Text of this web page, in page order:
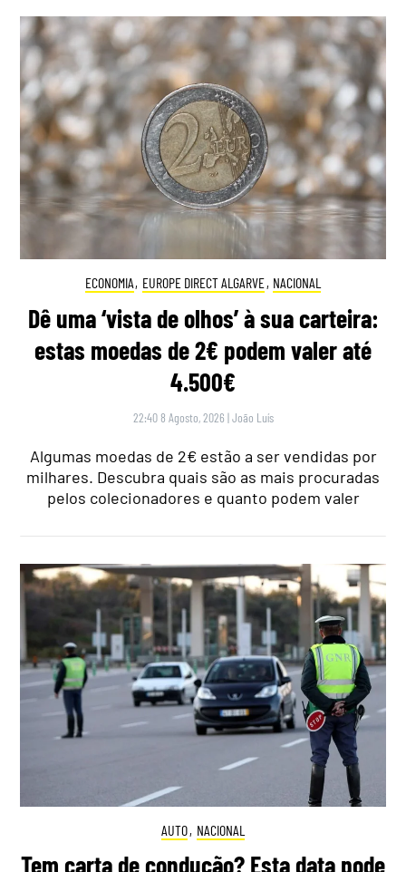
ECONOMIA, EUROPE DIRECT ALGARVE, NACIONAL
Dê uma ‘vista de olhos’ à sua carteira:
estas moedas de 2€ podem valer até
4.500€
22:40 8 Agosto, 2026 |João Luís
Algumas moedas de 2€ estão a ser vendidas por
milhares. Descubra quais são as mais procuradas
pelos colecionadores e quanto podem valer
AUTO, NACIONAL
Tem carta de condução? Esta data pode